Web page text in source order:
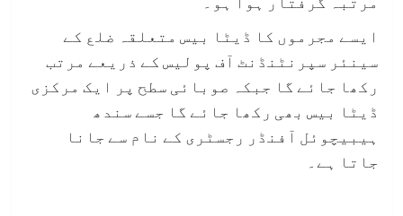
ایسے مجرموں کا ڈیٹا بیس متعلقہ ضلع کے
سینئر سپرنٹنڈنٹ آف پولیس کے ذریعے مرتب
رکھا جائے گا جبکہ صوبائی سطح پر ایک مرکزی
ڈیٹا بیس بھی رکھا جائے گا جسے سندھ
ہیبیچوئل آفنڈر رجسٹری کے نام سے جانا
جاتا ہے۔